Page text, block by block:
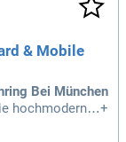
& Mobile
Bei München
hochmoderne
Mikrocontroll
+